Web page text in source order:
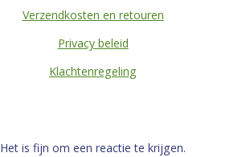
Verzendkosten en retouren
Privacy beleid
Klachtenregeling
Het is fijn om een reactie te krijgen.